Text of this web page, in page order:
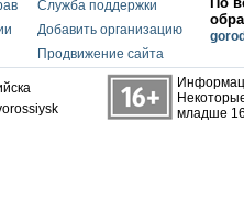
Служба поддержки
Добавить организацию
Продвижение сайта
младше